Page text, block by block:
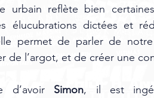
urbain reflète bien
élucubrations dictées et
permet de parler de
de l’argot, et de créer une
d’avoir Simon, il est